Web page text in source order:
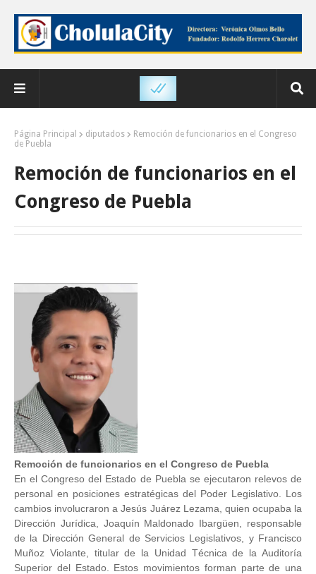
Página Principal diputados
Remoción de funcionarios en el Congreso
de Puebla
Remoción de funcionarios en el
Congreso de Puebla
Remoción de funcionarios en el Congreso de Puebla
En el Congreso del Estado de Puebla se ejecutaron relevos de
personal en posiciones estratégicas del Poder Legislativo. Los
cambios involucraron a Jesús Juárez Lezama, quien ocupaba la
Dirección Jurídica, Joaquín Maldonado Ibargüen, responsable
de la Dirección General de Servicios Legislativos, y Francisco
Muñoz Violante, titular de la Unidad Técnica de la Auditoría
Superior del Estado. Estos movimientos forman parte de una